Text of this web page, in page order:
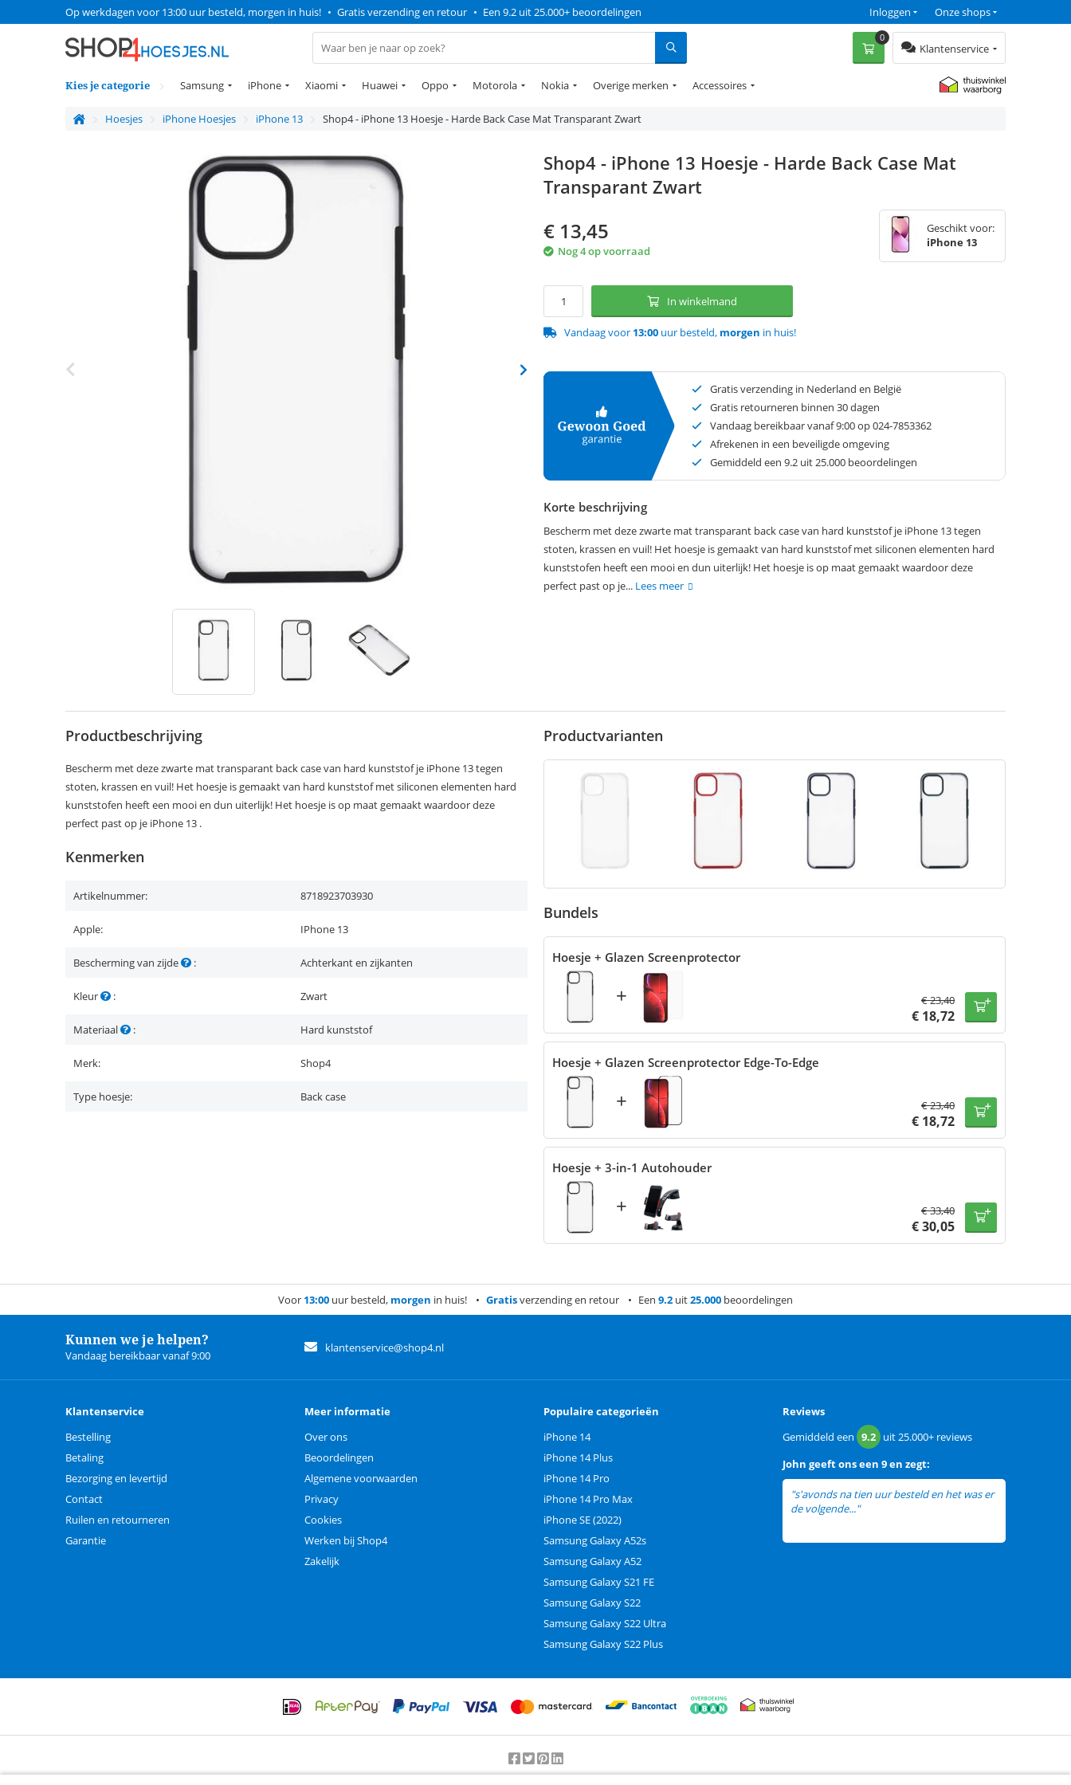
Op werkdagen voor 13:00 uur besteld, morgen in huis! • Gratis verzending en retour • Een 9.2 uit 25.000+ beoordelingen Onze shops
Inloggen
Klantenservice
0
Kies je categorie Samsung iPhone Xiaomi Huawei Oppo Motorola Nokia Overige merken Accessoires
Hoesjes iPhone Hoesjes iPhone 13 Shop4 - iPhone 13 Hoesje - Harde Back Case Mat Transparant Zwart
Shop4 - iPhone 13 Hoesje - Harde Back Case Mat
Transparant Zwart
€ 13,45
Nog 4 op voorraad
Geschikt voor:
iPhone 13
In winkelmand
Vandaag voor 13:00 uur besteld, morgen in huis!
Gratis verzending in Nederland en België
Gratis retourneren binnen 30 dagen
Vandaag bereikbaar vanaf 9:00 op 024-7853362
Afrekenen in een beveiligde omgeving
Gemiddeld een 9.2 uit 25.000 beoordelingen
Korte beschrijving
Bescherm met deze zwarte mat transparant back case van hard kunststof je iPhone 13 tegen
stoten, krassen en vuil! Het hoesje is gemaakt van hard kunststof met siliconen elementen hard
kunststofen heeft een mooi en dun uiterlijk! Het hoesje is op maat gemaakt waardoor deze
perfect past op je... Lees meer
Productbeschrijving
Bescherm met deze zwarte mat transparant back case van hard kunststof je iPhone 13 tegen
stoten, krassen en vuil! Het hoesje is gemaakt van hard kunststof met siliconen elementen hard
kunststofen heeft een mooi en dun uiterlijk! Het hoesje is op maat gemaakt waardoor deze
perfect past op je iPhone 13 .
Kenmerken
Artikelnummer: 8718923703930
Apple: IPhone 13
Bescherming van zijde : Achterkant en zijkanten
Kleur : Zwart
Materiaal : Hard kunststof
Merk: Shop4
Type hoesje: Back case
Productvarianten
Bundels
Hoesje + Glazen Screenprotector
+ €23,40
€ 18,72
Hoesje + Glazen Screenprotector Edge-To-Edge
+ €23,40
€ 18,72
Hoesje + 3-in-1 Autohouder
+ €33,40
€30,05
Voor 13:00 uur besteld, morgen in huis! Gratisverzending en retour Een 9.2 uit25.000 beoordelingen
Kunnen we je helpen?
Vandaag bereikbaar vanaf 9:00
klantenservice@shop4.nl
Klantenservice
Bestelling
Betaling
Bezorging en levertijd
Contact
Ruilen en retourneren
Garantie
Meer informatie
Over ons
Beoordelingen
Algemene voorwaarden
Privacy
Cookies
Werken bij Shop4
Zakelijk
Populaire categorieën
iPhone 14
iPhone 14 Plus
iPhone 14 Pro
iPhone 14 Pro Max
iPhone SE (2022)
Samsung Galaxy A52s
Samsung Galaxy A52
Samsung Galaxy S21 FE
Samsung Galaxy S22
Samsung Galaxy S22 Ultra
Samsung Galaxy S22 Plus
Reviews
Gemiddeld een 9.2 uit25.000+ reviews
John geeft ons een 9 en zegt:
"s'avonds na tien uur besteld en het was er
de volgende..."
Beoordeling door klanten:9.2/10-25000beoordelingen